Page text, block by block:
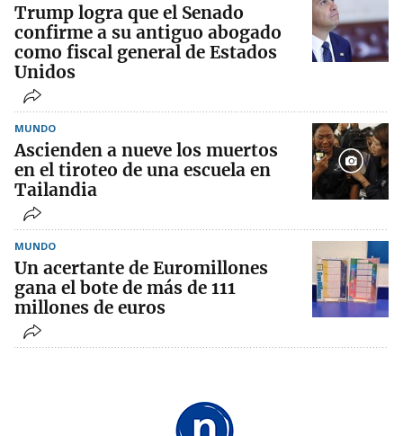
Trump logra que el Senado
confirme a su antiguo abogado
como fiscal general de Estados
Unidos
MUNDO
Ascienden a nueve los muertos
en el tiroteo de una escuela en
Tailandia
MUNDO
Un acertante de Euromillones
gana el bote de más de 111
millones de euros